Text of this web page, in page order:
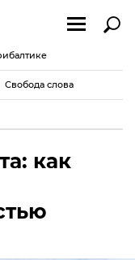
Свобода слова
как